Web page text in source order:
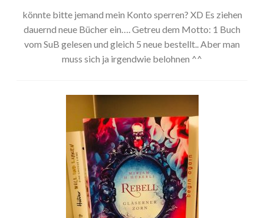
könnte bitte jemand mein Konto sperren? XD Es ziehen
dauernd neue Bücher ein…. Getreu dem Motto: 1 Buch
vom SuB gelesen und gleich 5 neue bestellt.. Aber man
muss sich ja irgendwie belohnen ^^